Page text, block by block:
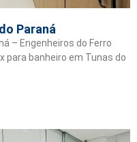
Paraná
– Engenheiros do Ferro
para banheiro em Tunas do